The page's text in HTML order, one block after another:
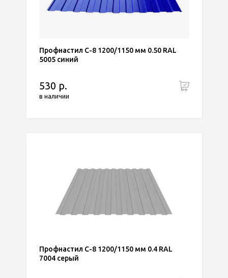
Профнастил С-8 1200/1150 мм 0.50 RAL
5005 синий
530 р.
в наличии
Профнастил С-8 1200/1150 мм 0.4 RAL
7004 серый